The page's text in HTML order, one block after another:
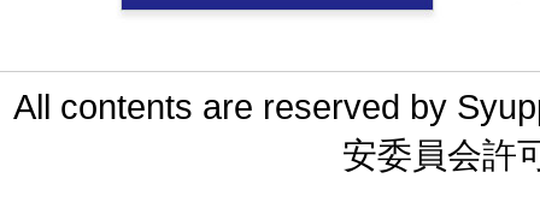
All contents are reserved by
安委員会許